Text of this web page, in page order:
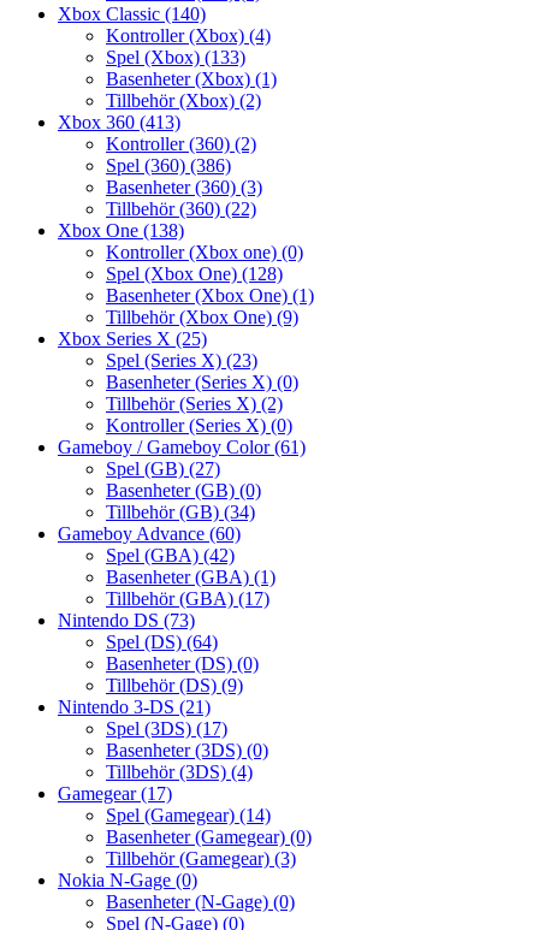
Xbox Classic (140)
Kontroller (Xbox) (4)
Spel (Xbox) (133)
Basenheter (Xbox) (1)
Tillbehör (Xbox) (2)
Xbox 360 (413)
Kontroller (360) (2)
Spel (360) (386)
Basenheter (360) (3)
Tillbehör (360) (22)
Xbox One (138)
Kontroller (Xbox one) (0)
Spel (Xbox One) (128)
Basenheter (Xbox One) (1)
Tillbehör (Xbox One) (9)
Xbox Series X (25)
Spel (Series X) (23)
Basenheter (Series X) (0)
Tillbehör (Series X) (2)
Kontroller (Series X) (0)
Gameboy / Gameboy Color(61)
Spel (GB) (27)
Basenheter (GB) (0)
Tillbehör (GB) (34)
Gameboy Advance (60)
Spel (GBA) (42)
Basenheter (GBA) (1)
Tillbehör (GBA) (17)
Nintendo DS (73)
Spel (DS) (64)
Basenheter (DS) (0)
Tillbehör (DS) (9)
Nintendo 3-DS (21)
Spel (3DS) (17)
Basenheter (3DS) (0)
Tillbehör (3DS) (4)
Gamegear(17)
Spel (Gamegear) (14)
Basenheter (Gamegear) (0)
Tillbehör (Gamegear) (3)
Nokia N-Gage (0)
Basenheter (N-Gage) (0)
Spel (N-Gage) (0)